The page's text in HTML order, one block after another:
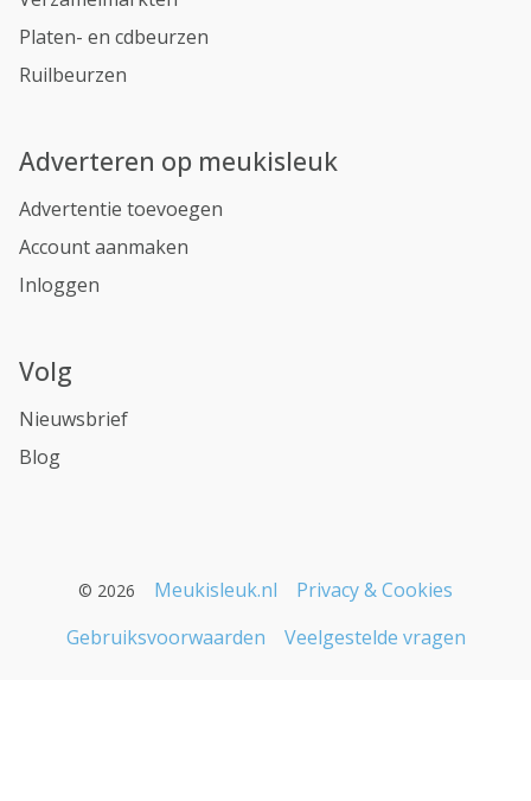
Platen- en cdbeurzen
Ruilbeurzen
Adverteren op meukisleuk
Advertentie toevoegen
Account aanmaken
Inloggen
Volg
Nieuwsbrief
Blog
© 2026 Meukisleuk.nl
Privacy & Cookies
Gebruiksvoorwaarden
Veelgestelde vragen